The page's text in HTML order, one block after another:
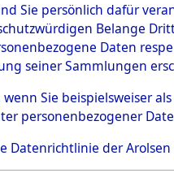
DOKUMENTE
Sie persönlich dafür
Belange
Daten
seiner Sammlungen
wenn Sie beispielsweiser
personenbezogener
Datenrichtlinie der Arolsen